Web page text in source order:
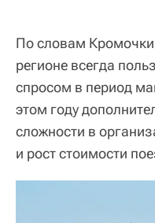
По словам
регионе всегда
спросом в период
этом году
сложности в
и рост стоимости